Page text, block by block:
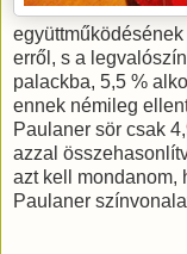
erről, s a
palackba, 5,5 %
ennek némileg
Paulaner sör csak
azzal
azt kell mondanom,
Paulaner